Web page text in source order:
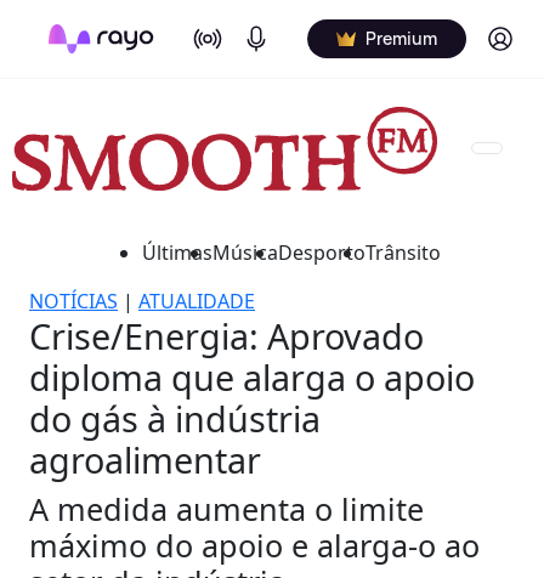
On Air Podcasts Premium Log in
ÚltimasMúsicaDesportoTrânsito
NOTÍCIAS | ATUALIDADE
Crise/Energia: Aprovado
diploma que alarga o apoio
do gás à indústria
agroalimentar
A medida aumenta o limite
máximo do apoio e alarga-o ao